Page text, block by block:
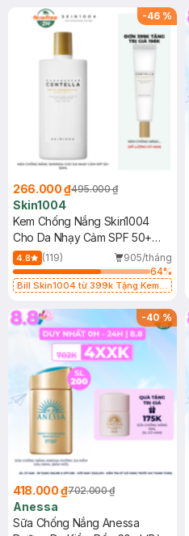
25ml (SL Có Hạn)
-46 %
266.000 ₫495.000 ₫
Skin1004
Kem Chống Nắng Skin1004
Cho Da Nhạy Cảm SPF 50+
50ml
4.8 (119)
905/tháng
64%
Bill Skin1004 từ 399k Tặng Kem
SPF 50+ 20ml (SL Có Hạn)
-40%
418.000 ₫702.000 ₫
Anessa
Sữa Chống Nắng Anessa